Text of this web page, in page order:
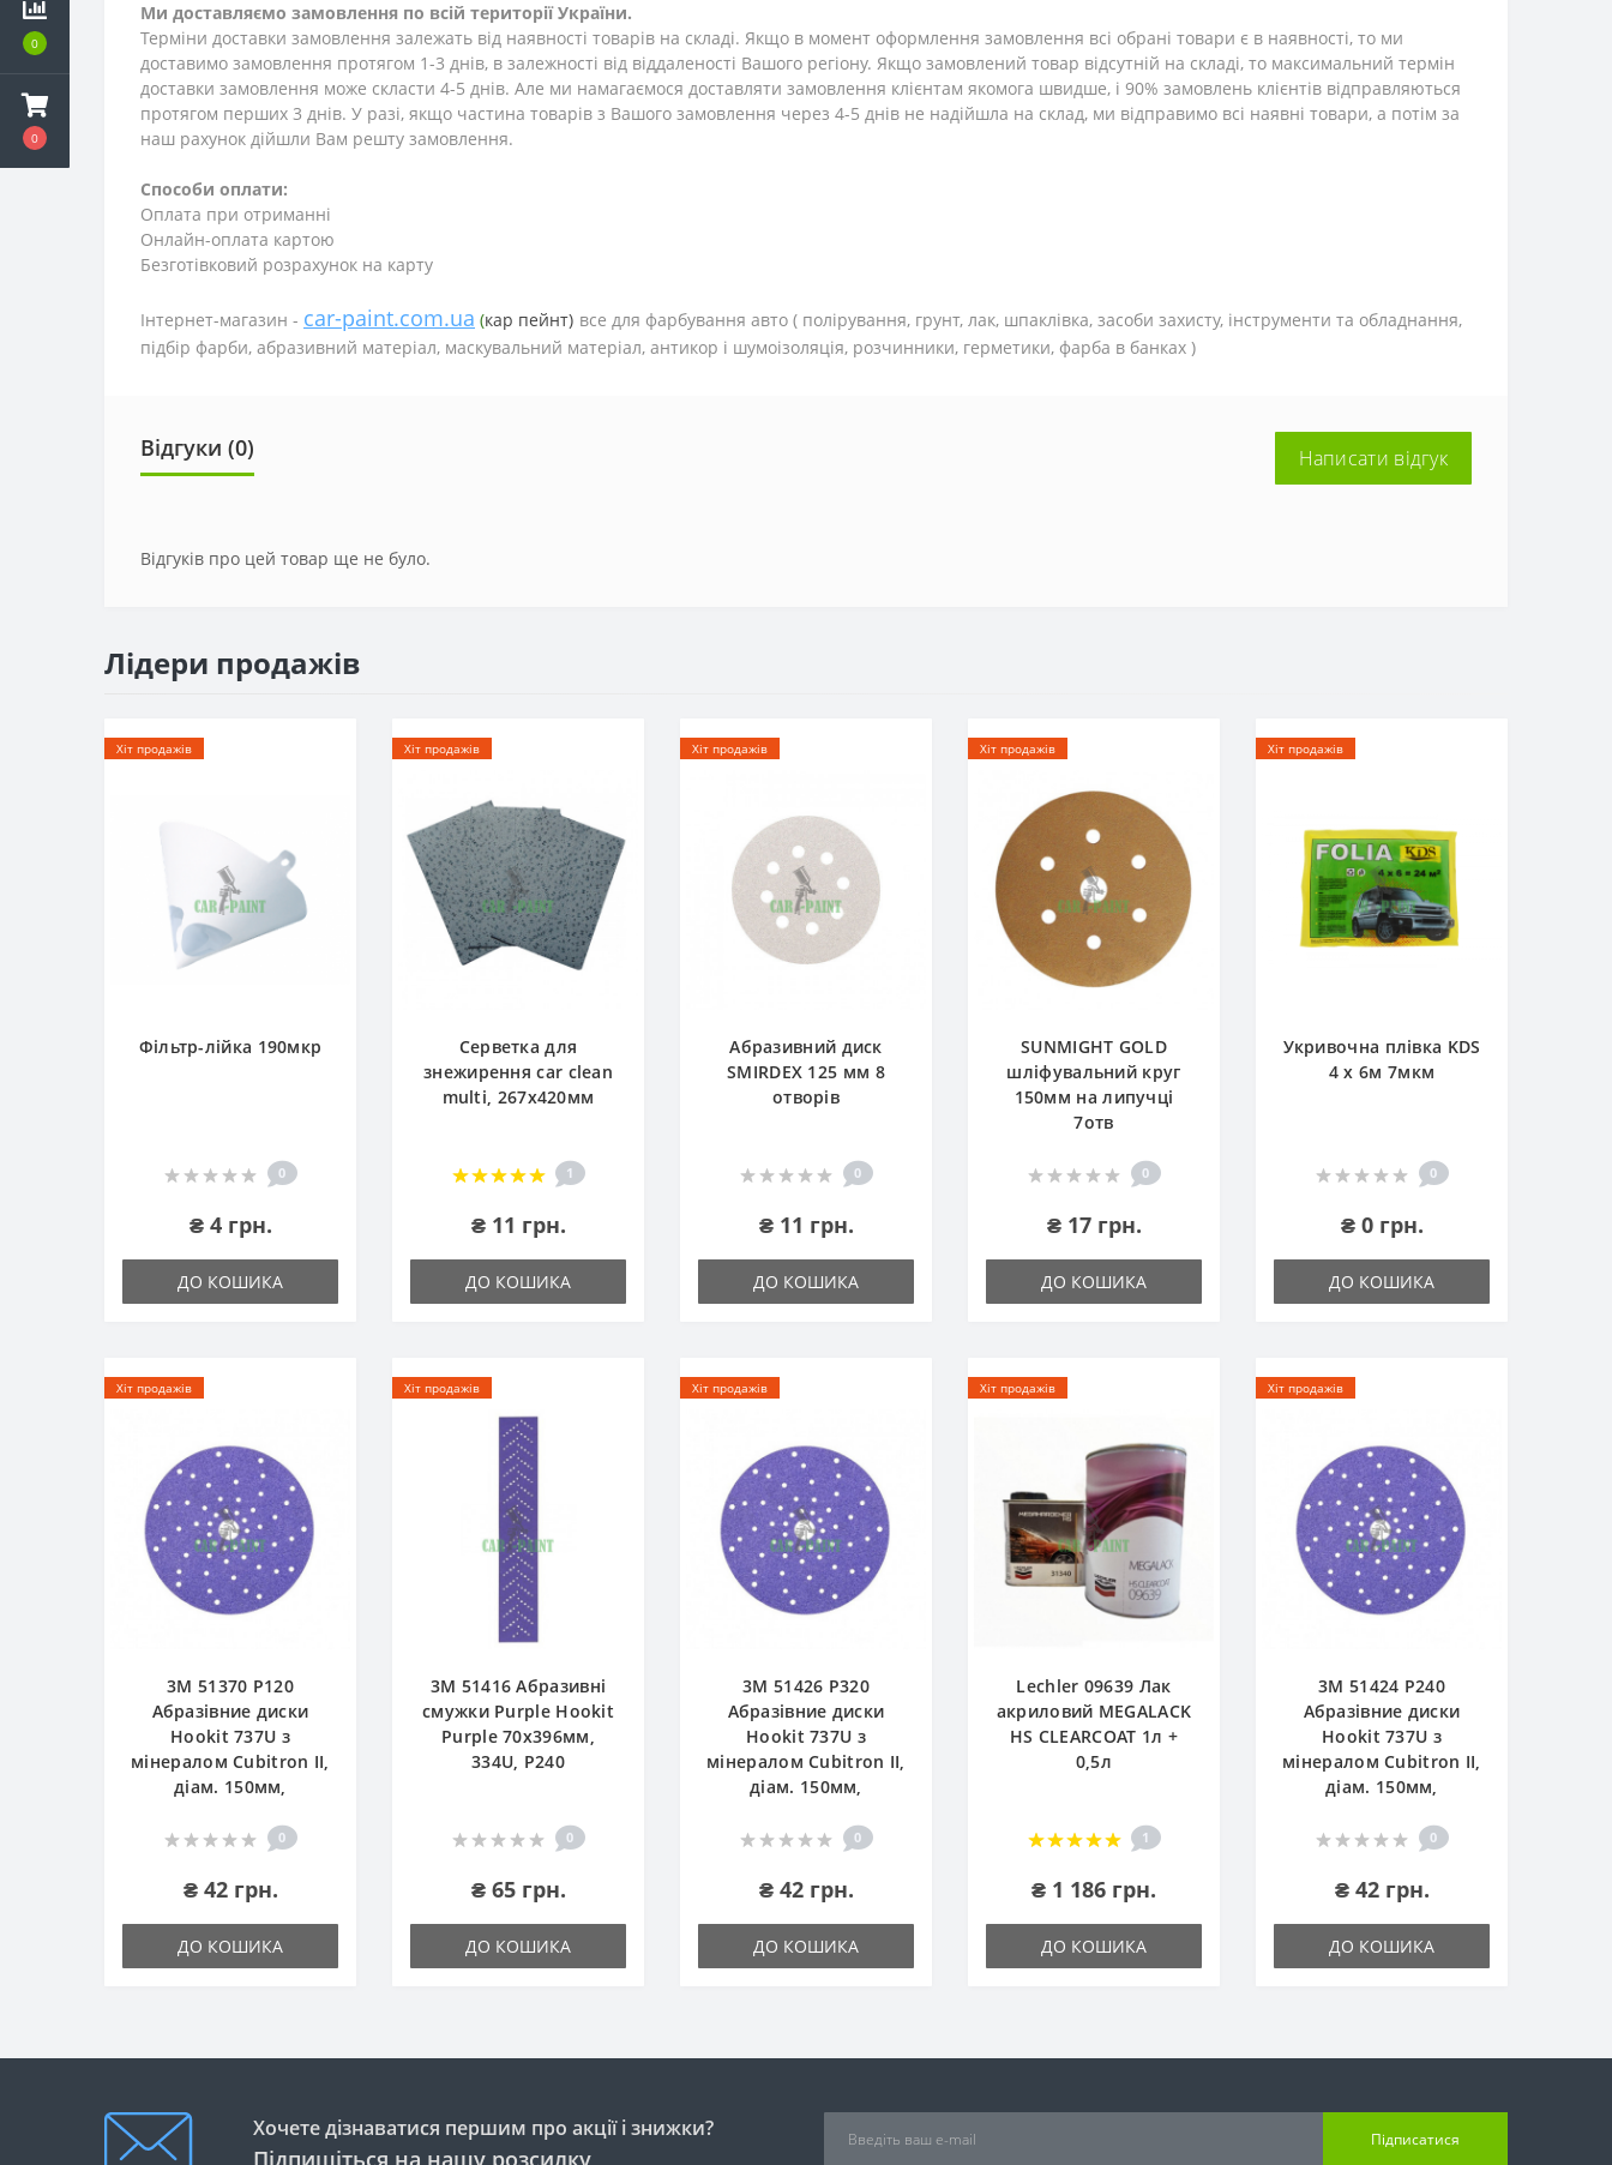
0
0
Ми доставляємо замовлення по всій території України.
Терміни доставки замовлення залежать від наявності товарів на складі. Якщо в момент оформлення замовлення всі обрані товари є в наявності, то ми
доставимо замовлення протягом 1-3 днів, в залежності від віддаленості Вашого регіону. Якщо замовлений товар відсутній на складі, то максимальний термін
доставки замовлення може скласти 4-5 днів. Але ми намагаємося доставляти замовлення клієнтам якомога швидше, і 90% замовлень клієнтів відправляються
протягом перших 3 днів. У разі, якщо частина товарів з Вашого замовлення через 4-5 днів не надійшла на склад, ми відправимо всі наявні товари, а потім за
наш рахунок дійшли Вам решту замовлення.
Способи оплати:
Оплата при отриманні
Онлайн-оплата картою
Безготівковий розрахунок на карту
Інтернет-магазин - car-paint.com.ua (кар пейнт) все для фарбування авто ( полірування, грунт, лак, шпаклівка, засоби захисту, інструменти та обладнання,
підбір фарби, абразивний матеріал, маскувальний матеріал, антикор і шумоізоляція, розчинники, герметики, фарба в банках )
Відгуки (0) Написати відгук
Відгуків про цей товар ще не було.
Лідери продажів
Хіт продажів
Фільтр-лійка 190мкр
0
₴ 4 грн.
ДО КОШИКА
Хіт продажів
Серветка для
знежирення car clean
multi, 267х420мм
1
₴ 11 грн.
ДО КОШИКА
Хіт продажів
Абразивний диск
SMIRDEX 125 мм 8
отворів
0
₴ 11 грн.
ДО КОШИКА
Хіт продажів
SUNMIGHT GOLD
шліфувальний круг
150мм на липучці
7отв
0
₴ 17 грн.
ДО КОШИКА
Хіт продажів
Укривочна плівка KDS
4 х 6м 7мкм
0
₴ 0 грн.
ДО КОШИКА
Хіт продажів
3М 51370 P120
Абразівние диски
Hookit 737U з
мінералом Cubitron II,
діам. 150мм,
0
₴ 42 грн.
ДО КОШИКА
Хіт продажів
3М 51416 Абразивні
смужки Purple Hookit
Purple 70x396мм,
334U, P240
0
₴ 65 грн.
ДО КОШИКА
Хіт продажів
3М 51426 P320
Абразівние диски
Hookit 737U з
мінералом Cubitron II,
діам. 150мм,
0
₴ 42 грн.
ДО КОШИКА
Хіт продажів
Lechler 09639 Лак
акриловий MEGALACK
HS CLEARCOAT 1л +
0,5л
1
₴ 1 186 грн.
ДО КОШИКА
Хіт продажів
3М 51424 P240
Абразівние диски
Hookit 737U з
мінералом Cubitron II,
діам. 150мм,
0
₴ 42 грн.
ДО КОШИКА
Хочете дізнаватися першим про акції і знижки? Підписатися